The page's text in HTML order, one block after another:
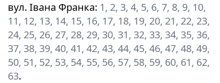
вул. Івана Франка: 1, 2, 3, 4, 5, 6, 7, 8, 9, 10,
11, 12, 13, 14, 15, 16, 17, 18, 19, 20, 21, 22, 23,
24, 25, 26, 27, 28, 29, 30, 31, 32, 33, 34, 35, 36,
37, 38, 39, 40, 41, 42, 43, 44, 45, 46, 47, 48, 49,
50, 51, 52, 53, 54, 55, 56, 57, 58, 59, 60, 61, 62,
63.